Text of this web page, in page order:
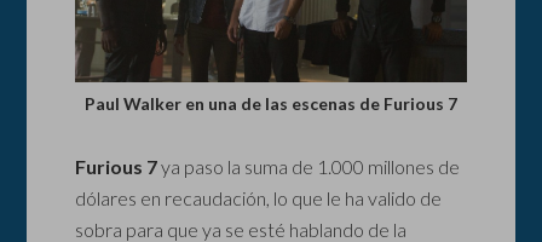
Paul Walker en una de las escenas de Furious 7
Furious 7ya paso la suma de 1.000 millones de
dólares en recaudación, lo que le ha valido de
sobra para que ya se esté hablando de la